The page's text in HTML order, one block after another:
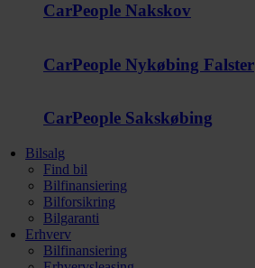
CarPeople Nakskov
CarPeople Nykøbing Falster
CarPeople Sakskøbing
Bilsalg
Find bil
Bilfinansiering
Bilforsikring
Bilgaranti
Erhverv
Bilfinansiering